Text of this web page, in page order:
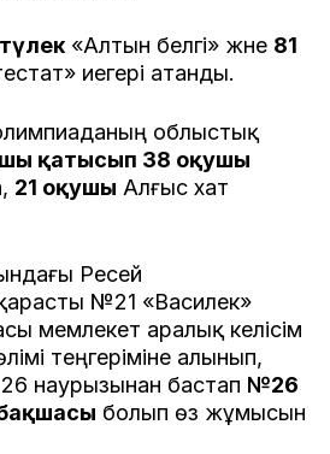
«Алтын белгі» және 81
иегері атанды.
облыстық
қатысып 38 оқушы
21 оқушы Алғыс хат
Ресей
№21 «Василек»
мемлекет аралық келісім
теңгеріміне алынып,
наурызынан бастап №26
болып өз жұмысын